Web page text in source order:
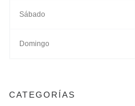
Sábado
Domingo
CATEGORÍAS